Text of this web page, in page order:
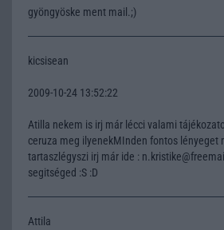
gyöngyöske ment mail.;)
kicsisean
2009-10-24 13:52:22
Atilla nekem is irj már lécci valami
ceruza meg ilyenekMInden fontos lényeget
tartaszlégyszi irj már ide :
segitséged :S :D
Attila